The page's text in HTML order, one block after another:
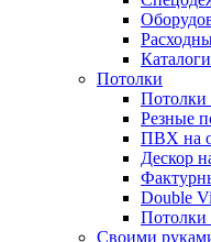
Каталоги
Потолки
Потолки
Резные
ПВХ на
Дескор
Double
Потолки
Своими